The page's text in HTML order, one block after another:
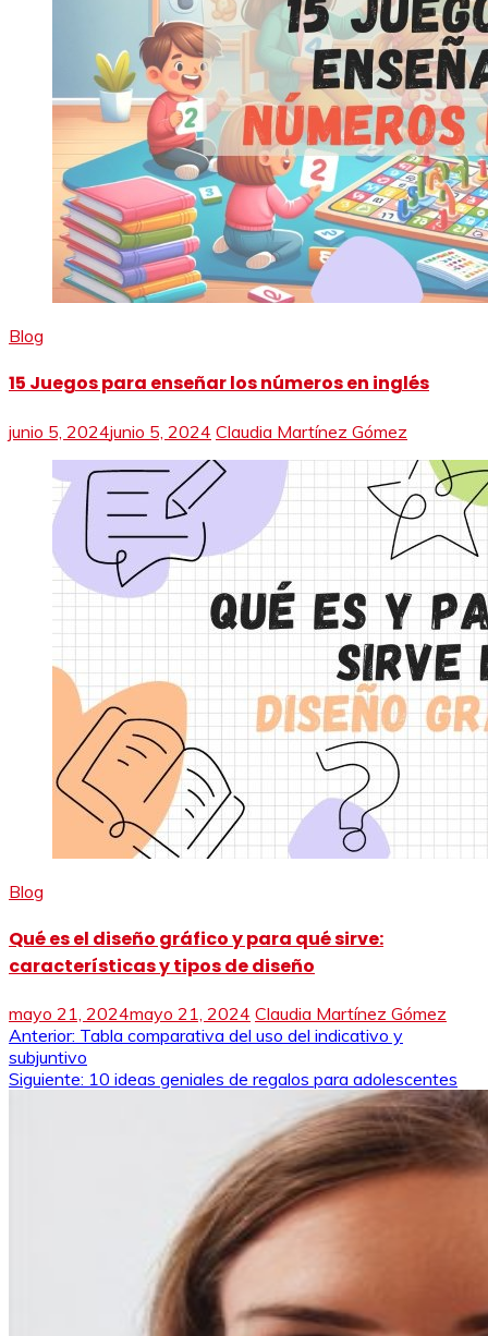
Blog
15 Juegos para enseñar los números en inglés
junio 5, 2024junio 5, 2024 Claudia Martínez Gómez
Blog
Qué es el diseño gráfico y para qué sirve:
características y tipos de diseño
mayo 21, 2024mayo 21, 2024 Claudia Martínez Gómez
Navegación
de
Anterior: Tabla comparativa del uso del indicativo y
subjuntivo
Siguiente: 10 ideas geniales de regalos para adolescentes